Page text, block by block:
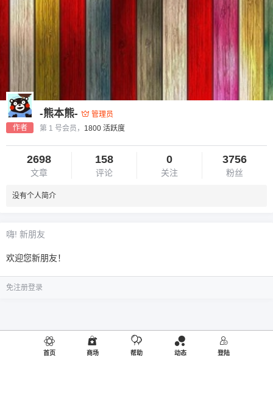
作者
-熊本熊-
管理员
第 1 号会员， 1800 活跃度
2698
文章
158
评论
0
关注
3756
粉丝
没有个人简介
嗨! 新朋友
欢迎您新朋友！
免注册登录
首页 商场 帮助 动态 登陆